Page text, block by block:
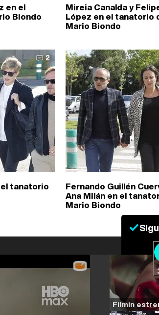
en el
Biondo
Mireia Canalda y
López en el tanatorio
Mario Biondo
2
el tanatorio Fernando Guillén
Ana Milán en el
Mario Biondo